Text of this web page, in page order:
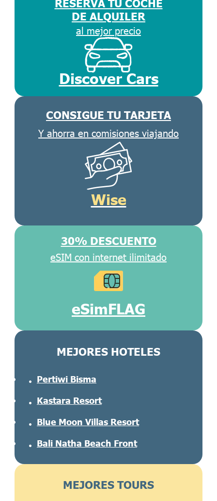
RESERVA TU COCHE
DE ALQUILER
al mejor precio
Discover Cars
CONSIGUE TU TARJETA
Y ahorra en comisiones viajando
Wise
30% DESCUENTO
eSIM con internet ilimitado
eSimFLAG
MEJORES HOTELES
Pertiwi Bisma
Kastara Resort
Blue Moon Villas Resort
Bali Natha Beach Front
MEJORES TOURS